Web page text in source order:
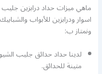
ماهي ميزات حداد درابزين
اسوار ودرابزين للأبواب
ونمتاز ب:
لدينا حداد حدائق جليب
متينة للحدائق.